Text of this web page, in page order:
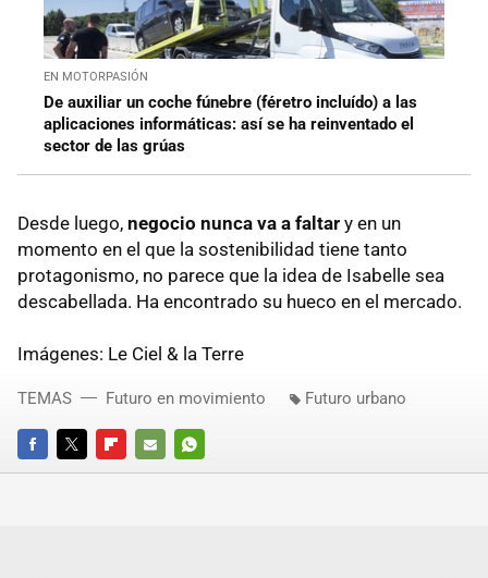
EN MOTORPASIÓN
De auxiliar un coche fúnebre (féretro incluído) a las
aplicaciones informáticas: así se ha reinventado el
sector de las grúas
Desde luego, negocio nunca va a faltar y en un
momento en el que la sostenibilidad tiene tanto
protagonismo, no parece que la idea de Isabelle sea
descabellada. Ha encontrado su hueco en el mercado.
Imágenes: Le Ciel & la Terre
FACEBOOKTWITTERFLIPBOARD
E-
WHATSAPP
TEMAS Futuro en movimiento Futuro urbano